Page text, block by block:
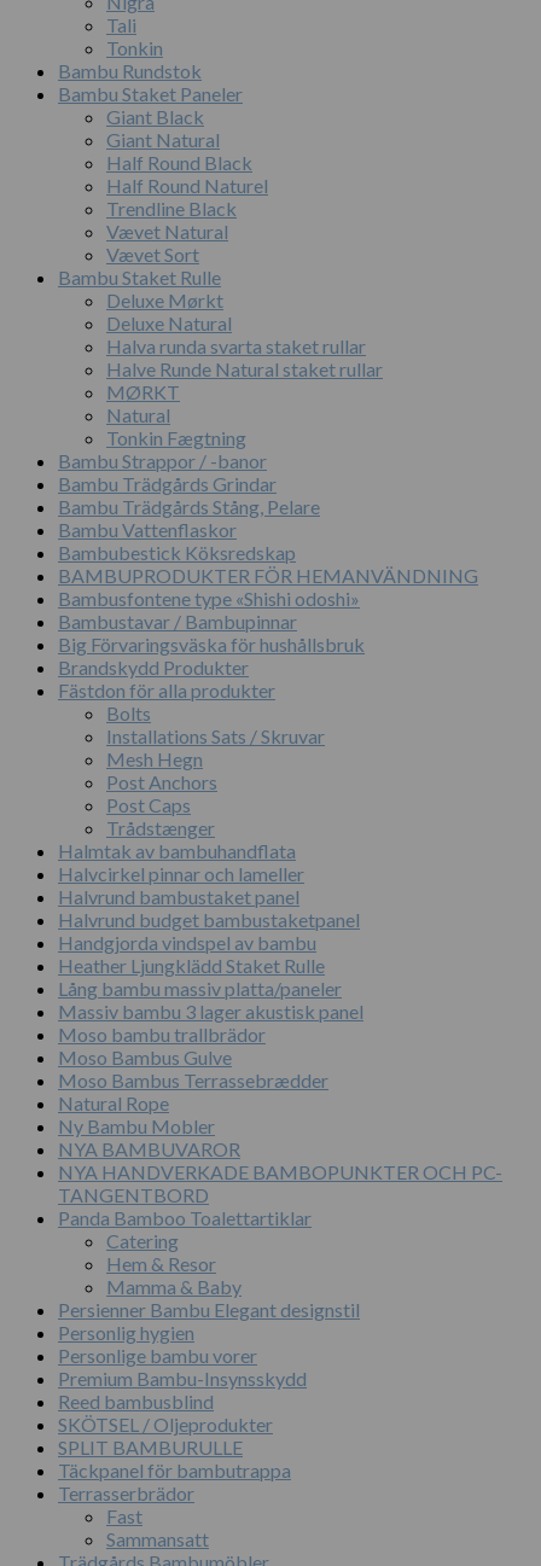
Tali
Tonkin
Bambu Rundstok
Bambu Staket Paneler
Giant Black
Giant Natural
Half Round Black
Half Round Naturel
Trendline Black
Vævet Natural
Vævet Sort
Bambu Staket Rulle
Deluxe Mørkt
Deluxe Natural
Halva runda svarta staket rullar
Halve Runde Natural staket rullar
MØRKT
Natural
Tonkin Fægtning
Bambu Strappor / -banor
Bambu Trädgårds Grindar
Bambu Trädgårds Stång, Pelare
Bambu Vattenflaskor
Bambubestick Köksredskap
BAMBUPRODUKTER FÖR HEMANVÄNDNING
Bambusfontene type «Shishi odoshi»
Bambustavar / Bambupinnar
Big Förvaringsväska för hushållsbruk
Brandskydd Produkter
Fästdon för alla produkter
Bolts
Installations Sats / Skruvar
Mesh Hegn
Post Anchors
Post Caps
Trådstænger
Halmtak av bambuhandflata
Halvcirkel pinnar och lameller
Halvrund bambustaket panel
Halvrund budget bambustaketpanel
Handgjorda vindspel av bambu
Heather Ljungklädd Staket Rulle
Lång bambu massiv platta/paneler
Massiv bambu 3 lager akustisk panel
Moso bambu trallbrädor
Moso Bambus Gulve
Moso Bambus Terrassebrædder
Natural Rope
Ny Bambu Mobler
NYA BAMBUVAROR
NYA HANDVERKADE BAMBOPUNKTER OCH PC-
TANGENTBORD
Panda Bamboo Toalettartiklar
Catering
Hem & Resor
Mamma & Baby
Persienner Bambu Elegant designstil
Personlig hygien
Personlige bambu vorer
Premium Bambu-Insynsskydd
Reed bambusblind
SKÖTSEL / Oljeprodukter
SPLIT BAMBURULLE
Täckpanel för bambutrappa
Terrasserbrädor
Fast
Sammansatt
Trädgårds Bambumöbler